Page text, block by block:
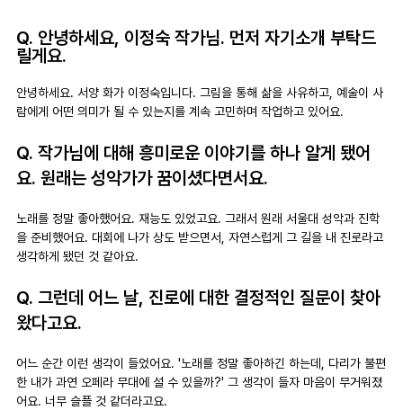
Q. 안녕하세요, 이정숙 작가님. 먼저 자기소개 부탁드
릴게요.
안녕하세요. 서양 화가 이정숙입니다. 그림을 통해 삶을 사유하고, 예술이 사
람에게 어떤 의미가 될 수 있는지를 계속 고민하며 작업하고 있어요.
Q. 작가님에 대해 흥미로운 이야기를 하나 알게 됐어
요. 원래는 성악가가 꿈이셨다면서요.
노래를 정말 좋아했어요. 재능도 있었고요. 그래서 원래 서울대 성악과 진학
을 준비했어요. 대회에 나가 상도 받으면서, 자연스럽게 그 길을 내 진로라고
생각하게 됐던 것 같아요.
Q. 그런데 어느 날, 진로에 대한 결정적인 질문이 찾아
왔다고요.
어느 순간 이런 생각이 들었어요. '노래를 정말 좋아하긴 하는데, 다리가 불편
한 내가 과연 오페라 무대에 설 수 있을까?' 그 생각이 들자 마음이 무거워졌
어요. 너무 슬플 것 같더라고요.